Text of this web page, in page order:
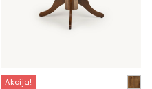
Akcija!